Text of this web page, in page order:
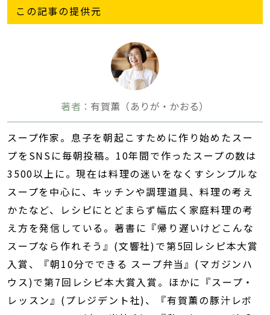
この記事の提供元
著者： 有賀薫（ありが・かおる）
スープ作家。息子を朝起こすために作り始めたスー
プをSNSに毎朝投稿。10年間で作ったスープの数は
3500以上に。現在は料理の迷いをなくすシンプルな
スープを中心に、キッチンや調理道具、料理の考え
かたなど、レシピにとどまらず幅広く家庭料理の考
え方を発信している。著書に『帰り遅いけどこんな
スープなら作れそう』(文響社)で第5回レシピ本大賞
入賞、『朝10分でできる スープ弁当』(マガジンハ
ウス)で第7回レシピ本大賞入賞。ほかに『スープ・
レッスン』(プレジデント社)、『有賀薫の豚汁レボ